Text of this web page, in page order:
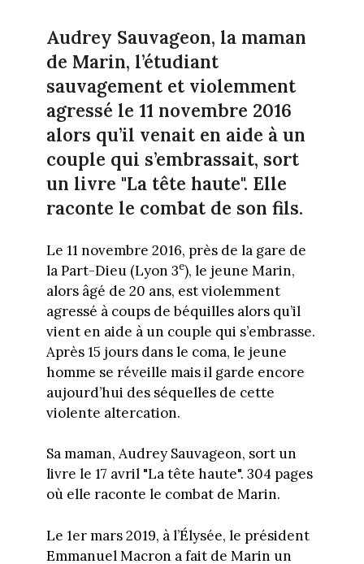
Audrey Sauvageon, la maman
de Marin, l’étudiant
sauvagement et violemment
agressé le 11 novembre 2016
alors qu’il venait en aide à un
couple qui s’embrassait, sort
un livre "La tête haute". Elle
raconte le combat de son fils.
Le 11 novembre 2016, près de la gare de
la Part-Dieu (Lyon 3e), le jeune Marin,
alors âgé de 20 ans, est violemment
agressé à coups de béquilles alors qu’il
vient en aide à un couple qui s’embrasse.
Après 15 jours dans le coma, le jeune
homme se réveille mais il garde encore
aujourd’hui des séquelles de cette
violente altercation.
Sa maman, Audrey Sauvageon, sort un
livre le 17 avril "La tête haute". 304 pages
où elle raconte le combat de Marin.
Le 1er mars 2019, à l’Élysée, le président
Emmanuel Macron a fait de Marin un